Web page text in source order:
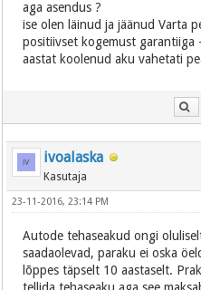
aga asendus ?
ise olen läinud ja jäänud Varta
positiivset kogemust
aastat koolenud aku vahetati
ivoalaska
Kasutaja
23-11-2016, 23:14 PM
Autode tehaseakud ongi
saadaolevad, paraku ei oska
lõppes täpselt 10 aastaselt.